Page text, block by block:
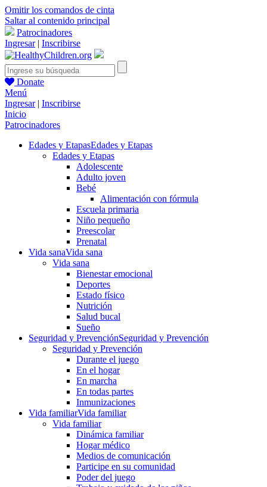
Omitir los comandos de cinta
Saltar al contenido principal
Patrocinadores
Ingresar| Inscribirse
Donate
Menú
Ingresar| Inscribirse
Inicio
Patrocinadores
Edades y EtapasEdades y Etapas
Edades y Etapas
Adolescente
Adulto joven
Bebé
Alimentación con fórmula
Escuela primaria
Niño pequeño
Preescolar
Prenatal
Vida sanaVida sana
Vida sana
Bienestar emocional
Deportes
Estado físico
Nutrición
Salud bucal
Sueño
Seguridad y PrevenciónSeguridad y Prevención
Seguridad y Prevención
Durante el juego
En el hogar
En marcha
En todas partes
Inmunizaciones
Vida familiarVida familiar
Vida familiar
Dinámica familiar
Hogar médico
Medios de comunicación
Participe en su comunidad
Poder del juego